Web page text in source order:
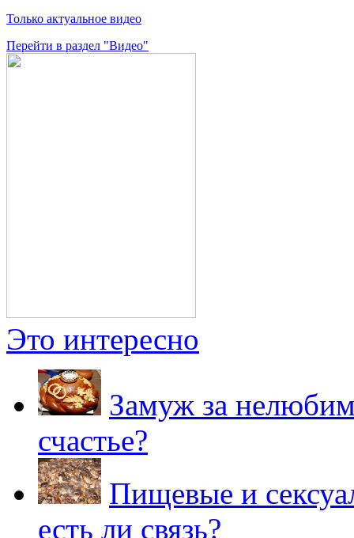
Только актуальное видео
Перейти в раздел "Видео"
Это интересно
Замуж за
счастье?
Пищевые и
есть ли связь?